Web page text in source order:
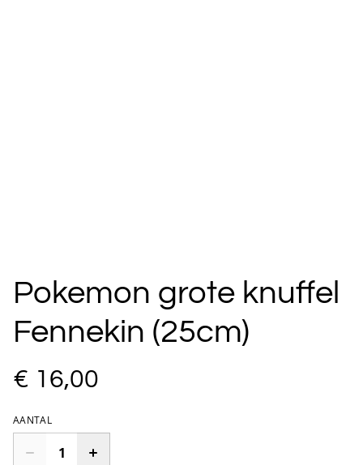
Pokemon grote knuffel
Fennekin (25cm)
€ 16,00
AANTAL